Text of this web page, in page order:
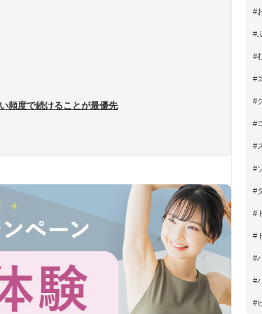
頻度で続けることが最優先
#
#
#
#
#
#
#
#
#
#
#
#
#
#